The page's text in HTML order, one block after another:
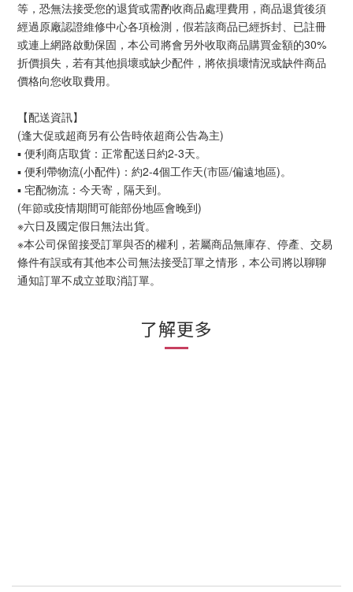
等，恐無法接受您的退貨或需酌收商品處理費用，商品退貨後須
經過原廠認證維修中心各項檢測，假若該商品已經拆封、已註冊
或連上網路啟動保固，本公司將會另外收取商品購買金額的30%
折價損失，若有其他損壞或缺少配件，將依損壞情況或缺件商品
價格向您收取費用。
【配送資訊】
(逢大促或超商另有公告時依超商公告為主)
▪ 便利商店取貨：正常配送日約2-3天。
▪ 便利帶物流(小配件)：約2-4個工作天(市區/偏遠地區)。
▪ 宅配物流：今天寄，隔天到。
(年節或疫情期間可能部份地區會晚到)
※六日及國定假日無法出貨。
※本公司保留接受訂單與否的權利，若屬商品無庫存、停產、交易
條件有誤或有其他本公司無法接受訂單之情形，本公司將以聊聊
通知訂單不成立並取消訂單。
了解更多